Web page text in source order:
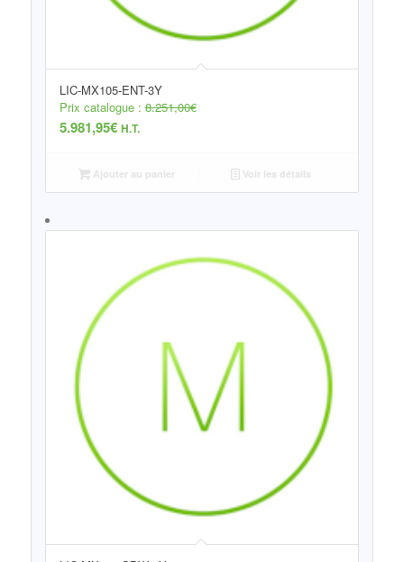
LIC-MX105-ENT-3Y
Prix catalogue :8.251,00€
5.981,95€ H.T.
Ajouter au panier Voir les détails